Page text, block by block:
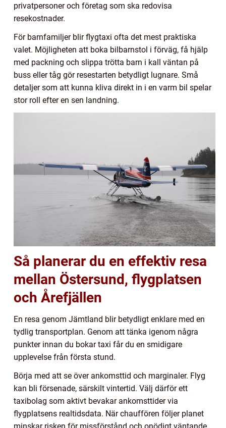
privatpersoner och företag som ska redovisa
resekostnader.
För barnfamiljer blir flygtaxi ofta det mest praktiska
valet. Möjligheten att boka bilbarnstol i förväg, få hjälp
med packning och slippa trötta barn i kall väntan på
buss eller tåg gör resestarten betydligt lugnare. Små
detaljer som att kunna kliva direkt in i en varm bil spelar
stor roll efter en sen landning.
Så planerar du en effektiv resa
mellan Östersund, flygplatsen
och Årefjällen
En resa genom Jämtland blir betydligt enklare med en
tydlig transportplan. Genom att tänka igenom några
punkter innan du bokar taxi får du en smidigare
upplevelse från första stund.
Börja med att se över ankomsttid och marginaler. Flyg
kan bli försenade, särskilt vintertid. Välj därför ett
taxibolag som aktivt bevakar ankomsttider via
flygplatsens realtidsdata. När chauffören följer planet
minskar risken för missförstånd och onödigt väntande,